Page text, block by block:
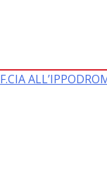
F.CIA